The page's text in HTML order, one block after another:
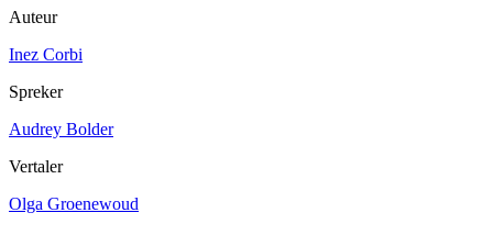
Auteur
Inez Corbi
Spreker
Audrey Bolder
Vertaler
Olga Groenewoud